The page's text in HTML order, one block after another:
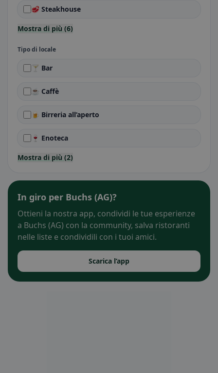
🥩 Steakhouse
Mostra di più (6)
Tipo di locale
🍸 Bar
☕ Caffè
🍺 Birreria all’aperto
🍷 Enoteca
Mostra di più (2)
In giro per Buchs (AG)?
Ottieni la nostra app, condividi le tue esperienze
a Buchs (AG) con la community, salva ristoranti
nelle liste e condividili con i tuoi amici.
Scarica l’app